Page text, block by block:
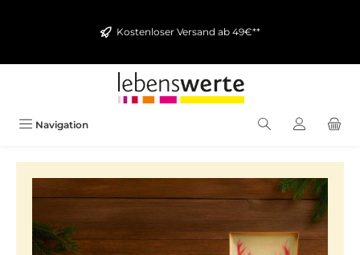
Kostenloser Versand ab 49€**
Navigation